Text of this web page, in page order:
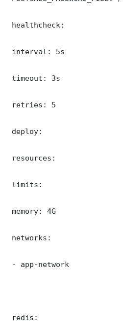
healthcheck:
interval: 5s
timeout: 3s
retries: 5
deploy:
resources:
limits:
memory: 4G
networks:
- app-network
redis: